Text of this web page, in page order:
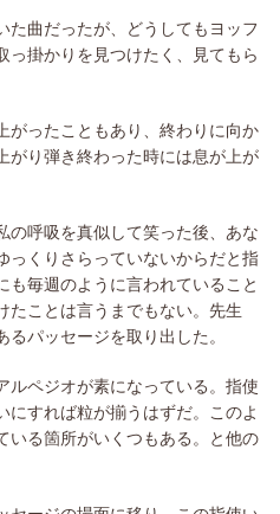
た曲だったが、どうしてもヨッフ
っ掛かりを見つけたく、見てもら
がったこともあり、終わりに向か
がり弾き終わった時には息が上が
の呼吸を真似して笑った後、あな
っくりさらっていないからだと指
も毎週のように言われていること
たことは言うまでもない。先生
パッセージを取り出した。
ルペジオが素になっている。指使
にすれば粒が揃うはずだ。このよ
いる箇所がいくつもある。と他の